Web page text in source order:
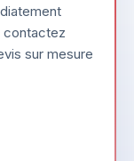
contactez
sur mesure